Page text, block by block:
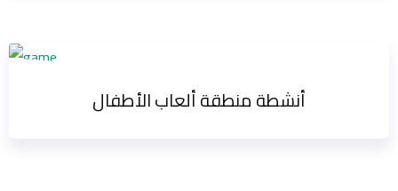
أنشطة منطقة ألعاب الأطفال